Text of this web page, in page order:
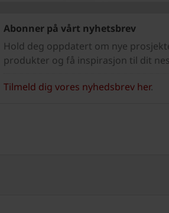
Abonner på vårt nyhetsbrev
Hold deg oppdatert om nye
produkter og få inspirasjon til dit
Tilmeld dig vores nyhedsbrev her.